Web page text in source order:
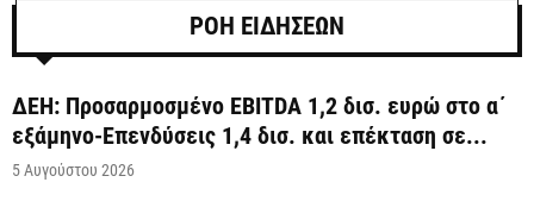
ΡΟΗ ΕΙΔΗΣΕΩΝ
ΔΕΗ: Προσαρμοσμένο EBITDA 1,2 δισ. ευρώ στο α΄
εξάμηνο-Επενδύσεις 1,4 δισ. και επέκταση σε...
5 Αυγούστου 2026